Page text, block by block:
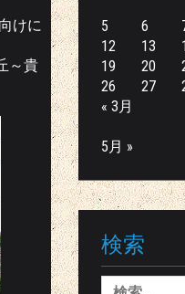
けに
～貴
5
6
12
13
19
20
26
27
« 3月
5月 »
検索